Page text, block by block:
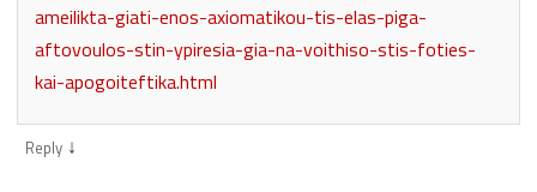
ameilikta-giati-enos-axiomatikou-tis-elas-piga-
aftovoulos-stin-ypiresia-gia-na-voithiso-stis-foties-
kai-apogoiteftika.html
Reply ↓